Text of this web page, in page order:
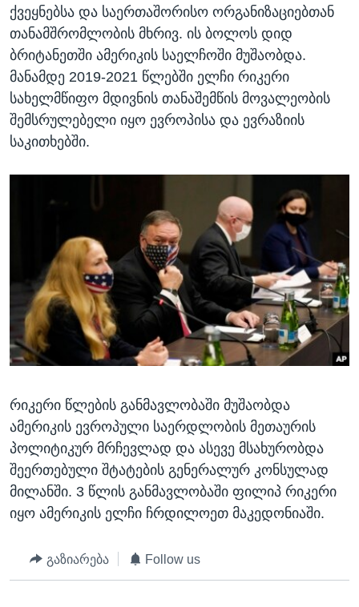
ქვეყნებსა და საერთაშორისო ორგანიზაციებთან
თანამშრომლობის მხრივ. ის ბოლოს დიდ
ბრიტანეთში ამერიკის საელჩოში მუშაობდა.
მანამდე 2019-2021 წლებში ელჩი რიკერი
სახელმწიფო მდივნის თანაშემწის მოვალეობის
შემსრულებელი იყო ევროპისა და ევრაზიის
საკითხებში.
რიკერი წლების განმავლობაში მუშაობდა
ამერიკის ევროპული საერდლობის მეთაურის
პოლიტიკურ მრჩევლად და ასევე მსახურობდა
შეერთებული შტატების გენერალურ კონსულად
მილანში. 3 წლის განმავლობაში ფილიპ რიკერი
იყო ამერიკის ელჩი ჩრდილოეთ მაკედონიაში.
გაზიარება Follow us